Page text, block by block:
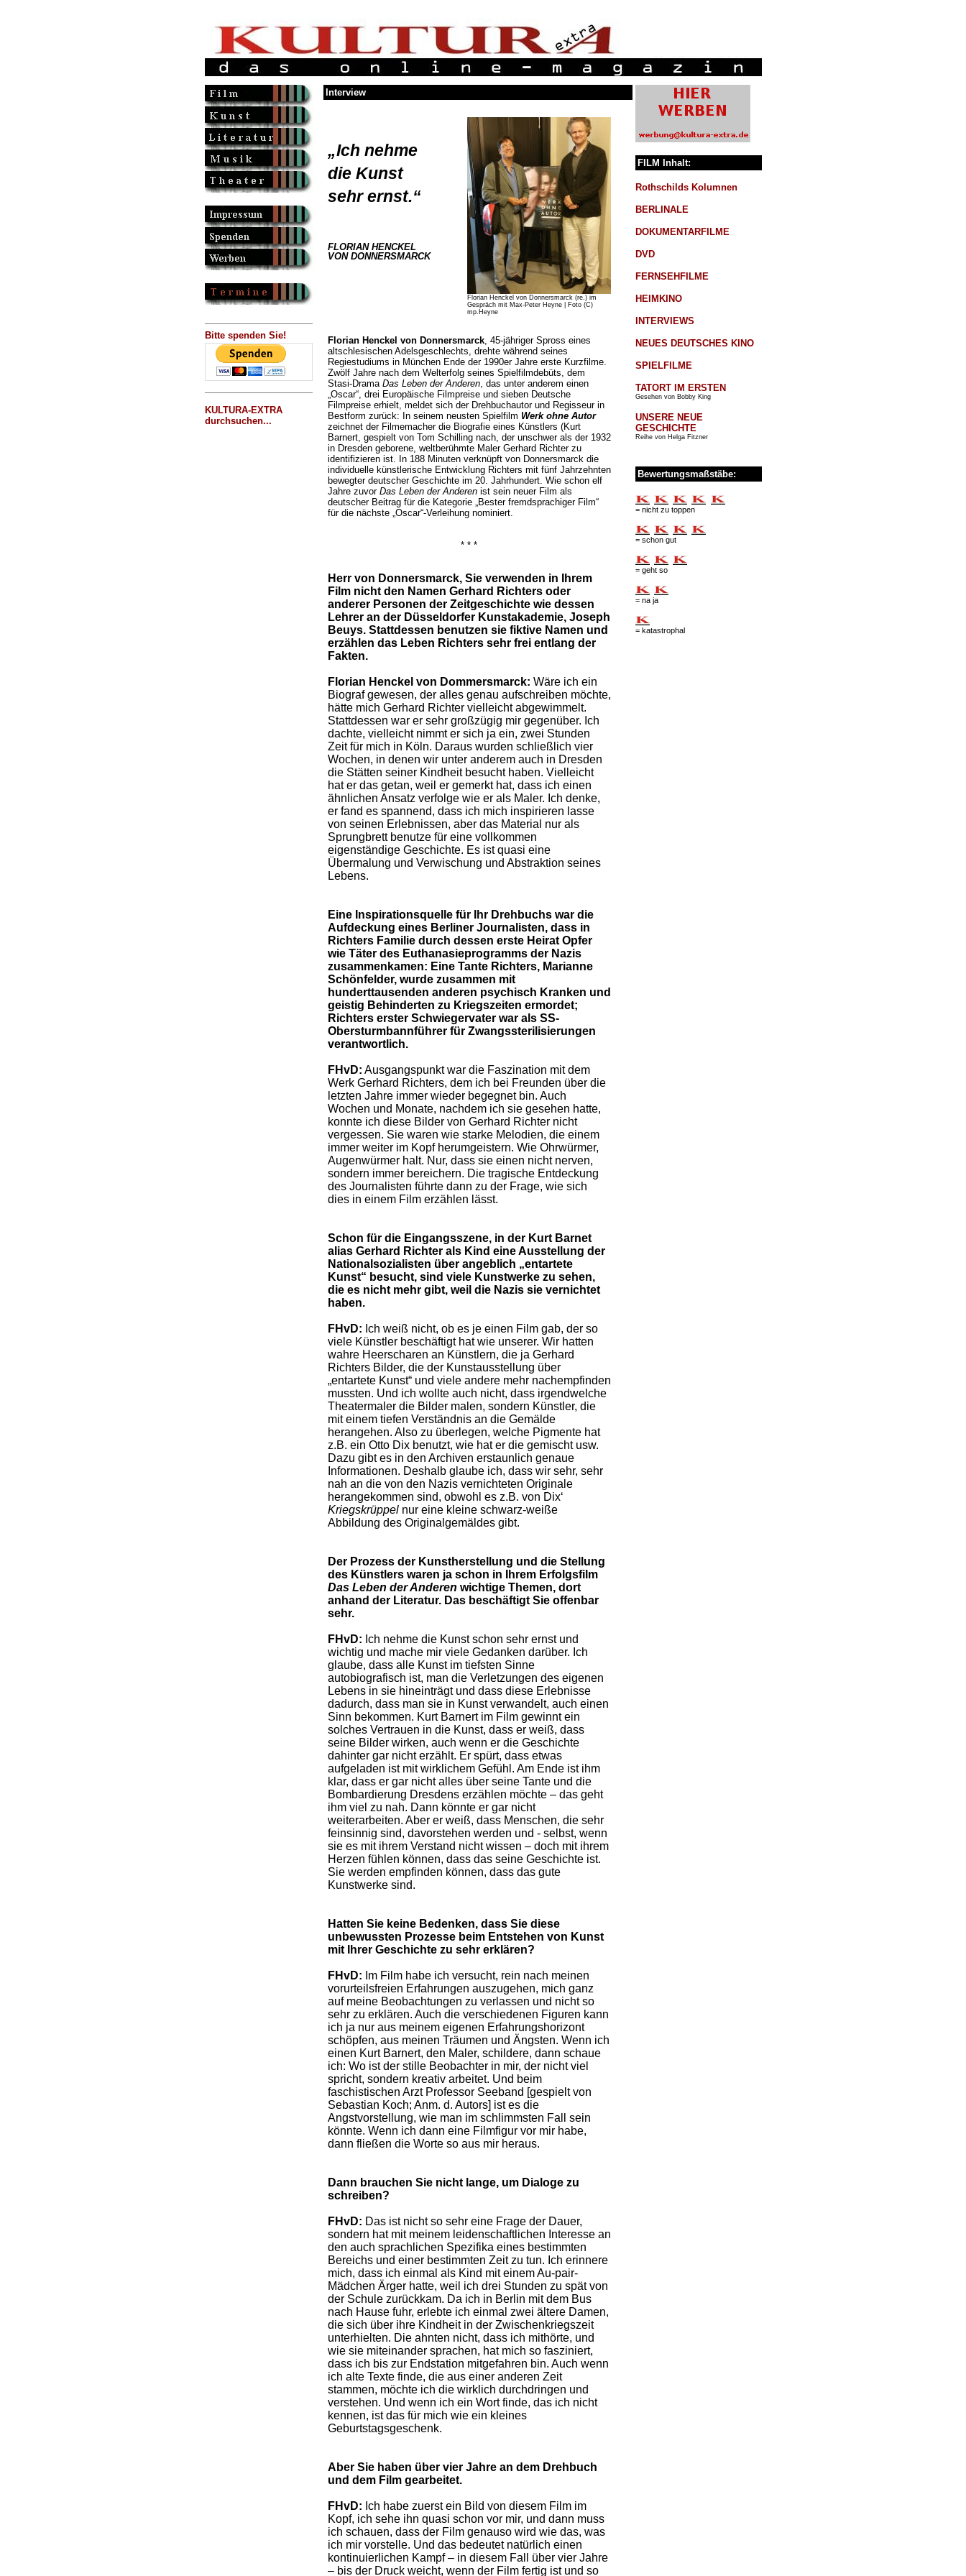
Bitte spenden Sie!
KULTURA-EXTRA
durchsuchen...
Interview
„Ich nehme
die Kunst
sehr ernst.“
FLORIAN HENCKEL
VON DONNERSMARCK
Florian Henckel von Donnersmarck (re.) im
Gespräch mit Max-Peter Heyne | Foto (C)
mp.Heyne
Florian Henckel von Donnersmarck, 45-jähriger Spross eines
altschlesischen Adelsgeschlechts, drehte während seines
Regiestudiums in München Ende der 1990er Jahre erste Kurzfilme.
Zwölf Jahre nach dem Welterfolg seines Spielfilmdebüts, dem
Stasi-Drama Das Leben der Anderen, das unter anderem einen
„Oscar“, drei Europäische Filmpreise und sieben Deutsche
Filmpreise erhielt, meldet sich der Drehbuchautor und Regisseur in
Bestform zurück: In seinem neusten Spielfilm Werk ohne Autor
zeichnet der Filmemacher die Biografie eines Künstlers (Kurt
Barnert, gespielt von Tom Schilling nach, der unschwer als der 1932
in Dresden geborene, weltberühmte Maler Gerhard Richter zu
identifizieren ist. In 188 Minuten verknüpft von Donnersmarck die
individuelle künstlerische Entwicklung Richters mit fünf Jahrzehnten
bewegter deutscher Geschichte im 20. Jahrhundert. Wie schon elf
Jahre zuvor Das Leben der Anderenist sein neuer Film als
deutscher Beitrag für die Kategorie „Bester fremdsprachiger Film“
für die nächste „Oscar“-Verleihung nominiert.
* * *
Herr von Donnersmarck, Sie verwenden in Ihrem
Film nicht den Namen Gerhard Richters oder
anderer Personen der Zeitgeschichte wie dessen
Lehrer an der Düsseldorfer Kunstakademie, Joseph
Beuys. Stattdessen benutzen sie fiktive Namen und
erzählen das Leben Richters sehr frei entlang der
Fakten.
Florian Henckel von Dommersmarck: Wäre ich ein
Biograf gewesen, der alles genau aufschreiben möchte,
hätte mich Gerhard Richter vielleicht abgewimmelt.
Stattdessen war er sehr großzügig mir gegenüber. Ich
dachte, vielleicht nimmt er sich ja ein, zwei Stunden
Zeit für mich in Köln. Daraus wurden schließlich vier
Wochen, in denen wir unter anderem auch in Dresden
die Stätten seiner Kindheit besucht haben. Vielleicht
hat er das getan, weil er gemerkt hat, dass ich einen
ähnlichen Ansatz verfolge wie er als Maler. Ich denke,
er fand es spannend, dass ich mich inspirieren lasse
von seinen Erlebnissen, aber das Material nur als
Sprungbrett benutze für eine vollkommen
eigenständige Geschichte. Es ist quasi eine
Übermalung und Verwischung und Abstraktion seines
Lebens.
Eine Inspirationsquelle für Ihr Drehbuchs war die
Aufdeckung eines Berliner Journalisten, dass in
Richters Familie durch dessen erste Heirat Opfer
wie Täter des Euthanasieprogramms der Nazis
zusammenkamen: Eine Tante Richters, Marianne
Schönfelder, wurde zusammen mit
hunderttausenden anderen psychisch Kranken und
geistig Behinderten zu Kriegszeiten ermordet;
Richters erster Schwiegervater war als SS-
Obersturmbannführer für Zwangssterilisierungen
verantwortlich.
FHvD: Ausgangspunkt war die Faszination mit dem
Werk Gerhard Richters, dem ich bei Freunden über die
letzten Jahre immer wieder begegnet bin. Auch
Wochen und Monate, nachdem ich sie gesehen hatte,
konnte ich diese Bilder von Gerhard Richter nicht
vergessen. Sie waren wie starke Melodien, die einem
immer weiter im Kopf herumgeistern. Wie Ohrwürmer,
Augenwürmer halt. Nur, dass sie einen nicht nerven,
sondern immer bereichern. Die tragische Entdeckung
des Journalisten führte dann zu der Frage, wie sich
dies in einem Film erzählen lässt.
Schon für die Eingangsszene, in der Kurt Barnet
alias Gerhard Richter als Kind eine Ausstellung der
Nationalsozialisten über angeblich „entartete
Kunst“ besucht, sind viele Kunstwerke zu sehen,
die es nicht mehr gibt, weil die Nazis sie vernichtet
haben.
FHvD: Ich weiß nicht, ob es je einen Film gab, der so
viele Künstler beschäftigt hat wie unserer. Wir hatten
wahre Heerscharen an Künstlern, die ja Gerhard
Richters Bilder, die der Kunstausstellung über
„entartete Kunst“ und viele andere mehr nachempfinden
mussten. Und ich wollte auch nicht, dass irgendwelche
Theatermaler die Bilder malen, sondern Künstler, die
mit einem tiefen Verständnis an die Gemälde
herangehen. Also zu überlegen, welche Pigmente hat
z.B. ein Otto Dix benutzt, wie hat er die gemischt usw.
Dazu gibt es in den Archiven erstaunlich genaue
Informationen. Deshalb glaube ich, dass wir sehr, sehr
nah an die von den Nazis vernichteten Originale
herangekommen sind, obwohl es z.B. von Dix‘
Kriegskrüppelnur eine kleine schwarz-weiße
Abbildung des Originalgemäldes gibt.
Der Prozess der Kunstherstellung und die Stellung
des Künstlers waren ja schon in Ihrem Erfolgsfilm
Das Leben der Anderen wichtige Themen, dort
anhand der Literatur. Das beschäftigt Sie offenbar
sehr.
FHvD: Ich nehme die Kunst schon sehr ernst und
wichtig und mache mir viele Gedanken darüber. Ich
glaube, dass alle Kunst im tiefsten Sinne
autobiografisch ist, man die Verletzungen des eigenen
Lebens in sie hineinträgt und dass diese Erlebnisse
dadurch, dass man sie in Kunst verwandelt, auch einen
Sinn bekommen. Kurt Barnert im Film gewinnt ein
solches Vertrauen in die Kunst, dass er weiß, dass
seine Bilder wirken, auch wenn er die Geschichte
dahinter gar nicht erzählt. Er spürt, dass etwas
aufgeladen ist mit wirklichem Gefühl. Am Ende ist ihm
klar, dass er gar nicht alles über seine Tante und die
Bombardierung Dresdens erzählen möchte – das geht
ihm viel zu nah. Dann könnte er gar nicht
weiterarbeiten. Aber er weiß, dass Menschen, die sehr
feinsinnig sind, davorstehen werden und - selbst, wenn
sie es mit ihrem Verstand nicht wissen – doch mit ihrem
Herzen fühlen können, dass das seine Geschichte ist.
Sie werden empfinden können, dass das gute
Kunstwerke sind.
Hatten Sie keine Bedenken, dass Sie diese
unbewussten Prozesse beim Entstehen von Kunst
mit Ihrer Geschichte zu sehr erklären?
FHvD: Im Film habe ich versucht, rein nach meinen
vorurteilsfreien Erfahrungen auszugehen, mich ganz
auf meine Beobachtungen zu verlassen und nicht so
sehr zu erklären. Auch die verschiedenen Figuren kann
ich ja nur aus meinem eigenen Erfahrungshorizont
schöpfen, aus meinen Träumen und Ängsten. Wenn ich
einen Kurt Barnert, den Maler, schildere, dann schaue
ich: Wo ist der stille Beobachter in mir, der nicht viel
spricht, sondern kreativ arbeitet. Und beim
faschistischen Arzt Professor Seeband [gespielt von
Sebastian Koch; Anm. d. Autors] ist es die
Angstvorstellung, wie man im schlimmsten Fall sein
könnte. Wenn ich dann eine Filmfigur vor mir habe,
dann fließen die Worte so aus mir heraus.
Dann brauchen Sie nicht lange, um Dialoge zu
schreiben?
FHvD: Das ist nicht so sehr eine Frage der Dauer,
sondern hat mit meinem leidenschaftlichen Interesse an
den auch sprachlichen Spezifika eines bestimmten
Bereichs und einer bestimmten Zeit zu tun. Ich erinnere
mich, dass ich einmal als Kind mit einem Au-pair-
Mädchen Ärger hatte, weil ich drei Stunden zu spät von
der Schule zurückkam. Da ich in Berlin mit dem Bus
nach Hause fuhr, erlebte ich einmal zwei ältere Damen,
die sich über ihre Kindheit in der Zwischenkriegszeit
unterhielten. Die ahnten nicht, dass ich mithörte, und
wie sie miteinander sprachen, hat mich so fasziniert,
dass ich bis zur Endstation mitgefahren bin. Auch wenn
ich alte Texte finde, die aus einer anderen Zeit
stammen, möchte ich die wirklich durchdringen und
verstehen. Und wenn ich ein Wort finde, das ich nicht
kennen, ist das für mich wie ein kleines
Geburtstagsgeschenk.
Aber Sie haben über vier Jahre an dem Drehbuch
und dem Film gearbeitet.
FHvD: Ich habe zuerst ein Bild von diesem Film im
Kopf, ich sehe ihn quasi schon vor mir, und dann muss
ich schauen, dass der Film genauso wird wie das, was
ich mir vorstelle. Und das bedeutet natürlich einen
kontinuierlichen Kampf – in diesem Fall über vier Jahre
– bis der Druck weicht, wenn der Film fertig ist und so
FILM Inhalt:
Rothschilds Kolumnen
BERLINALE
DOKUMENTARFILME
DVD
FERNSEHFILME
HEIMKINO
INTERVIEWS
NEUES DEUTSCHES KINO
SPIELFILME
TATORT IM ERSTEN
Gesehen von Bobby King
UNSERE NEUE
GESCHICHTE
Reihe von Helga Fitzner
Bewertungsmaßstäbe:
= nicht zu toppen
= schon gut
= geht so
= na ja
= katastrophal